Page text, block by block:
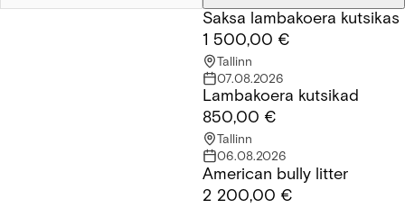
Saksa lambakoera kutsikas
1 500,00 €
Tallinn
07.08.2026
Lambakoera kutsikad
850,00 €
Tallinn
06.08.2026
American bully litter
2 200,00 €